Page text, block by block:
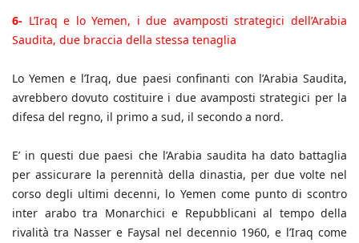
6- L’Iraq e lo Yemen, i due avamposti strategici dell’Arabia
Saudita, due braccia della stessa tenaglia
Lo Yemen e l’Iraq, due paesi confinanti con l’Arabia Saudita,
avrebbero dovuto costituire i due avamposti strategici per la
difesa del regno, il primo a sud, il secondo a nord.
E’ in questi due paesi che l’Arabia saudita ha dato battaglia
per assicurare la perennità della dinastia, per due volte nel
corso degli ultimi decenni, lo Yemen come punto di scontro
inter arabo tra Monarchici e Repubblicani al tempo della
rivalità tra Nasser e Faysal nel decennio 1960, e l’Iraq come